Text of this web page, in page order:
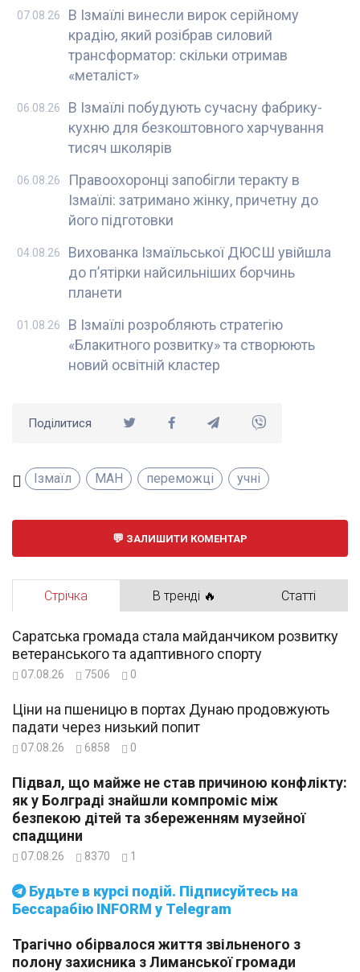
В Ізмаїлі винесли вирок серійному
крадію, який розібрав силовий
трансформатор: скільки отримав
«металіст»
07.08.26
В Ізмаїлі побудують сучасну фабрику-
кухню для безкоштовного харчування
тисяч школярів
06.08.26
Правоохоронці запобігли теракту в
Ізмаїлі: затримано жінку, причетну до
його підготовки
06.08.26
Вихованка Ізмаїльської ДЮСШ увійшла
до п’ятірки найсильніших борчинь
планети
04.08.26
В Ізмаїлі розробляють стратегію
«Блакитного розвитку» та створюють
новий освітній кластер
01.08.26
Поділитися
Ізмаїл МАН переможці учні
ЗАЛИШИТИ КОМЕНТАР
Стрічка В тренді 🔥 Статті
Будьте в курсі подій. Підписуйтесь на
Бессарабію INFORM у Telegram
Саратська громада стала майданчиком розвитку
ветеранського та адаптивного спорту
07.08.26 7506 0
Ціни на пшеницю в портах Дунаю продовжують
падати через низький попит
07.08.26 6858 0
Підвал, що майже не став причиною конфлікту:
як у Болграді знайшли компроміс між
безпекою дітей та збереженням музейної
спадщини
07.08.26 8370 1
Трагічно обірвалося життя звільненого з
полону захисника з Лиманської громади